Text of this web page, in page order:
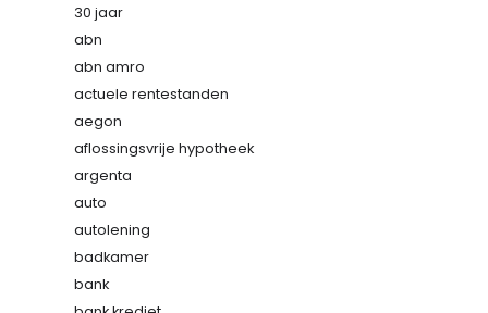
30 jaar
abn
abn amro
actuele rentestanden
aegon
aflossingsvrije hypotheek
argenta
auto
autolening
badkamer
bank